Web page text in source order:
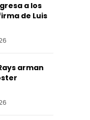
a los
de Luis
arman